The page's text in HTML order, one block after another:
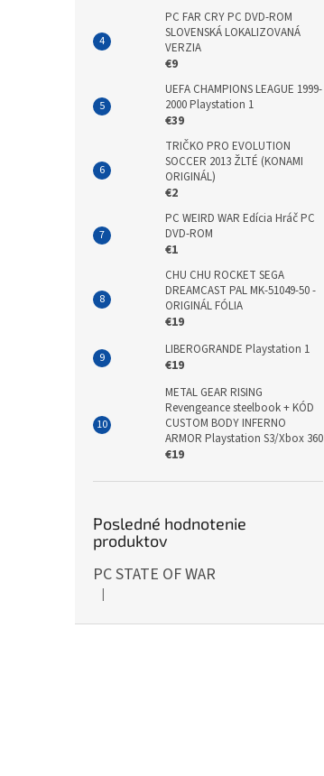
PC FAR CRY PC DVD-ROM
SLOVENSKÁ LOKALIZOVANÁ
VERZIA
€9
UEFA CHAMPIONS LEAGUE 1999-
2000 Playstation 1
€39
TRIČKO PRO EVOLUTION
SOCCER 2013 ŽLTÉ (KONAMI
ORIGINÁL)
€2
PC WEIRD WAR Edícia Hráč PC
DVD-ROM
€1
CHU CHU ROCKET SEGA
DREAMCAST PAL MK-51049-50 -
ORIGINÁL FÓLIA
€19
LIBEROGRANDE Playstation 1
€19
METAL GEAR RISING
Revengeance steelbook + KÓD
CUSTOM BODY INFERNO
ARMOR Playstation S3/Xbox 360
€19
Posledné hodnotenie
produktov
PC STATE OF WAR
Hodnotenie produktu je 5 z 5 hviezdičiek.
|